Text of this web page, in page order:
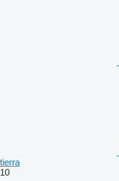
tierra
10